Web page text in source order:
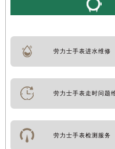
劳力士手表进水维修
劳力士手表走时问题
劳力士手表检测服务